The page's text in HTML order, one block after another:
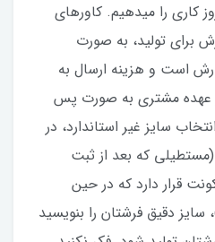
بدقول نشیم، قول ۲۵ روز کاری را میدهیم. کاورهای
برای تولید، به صورت
است و هزینه ارسال به
مشتری به صورت پس
سایز غیر استاندارد، در
که بعد از ثبت
قرار دارد که در حین
دقیق فرشتان را بنویسید